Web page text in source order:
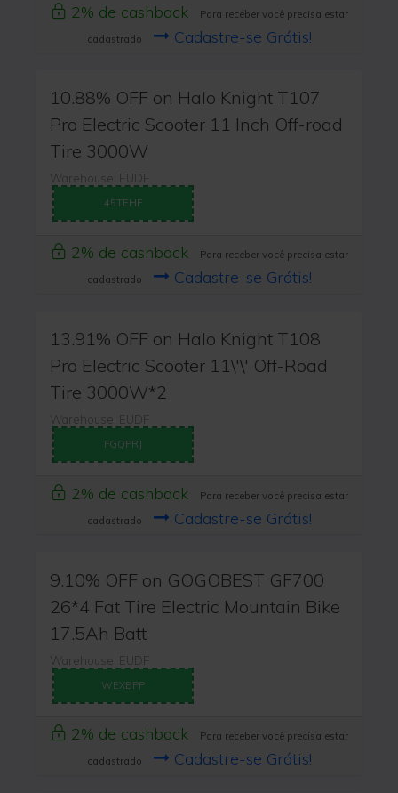
2% de cashback
Para receber você precisa estar
cadastrado
Cadastre-se Grátis!
10.88% OFF on Halo Knight T107
Pro Electric Scooter 11 Inch Off-road
Tire 3000W
Warehouse: EUDF
45TEHF
2% de cashback
Para receber você precisa estar
cadastrado
Cadastre-se Grátis!
13.91% OFF on Halo Knight T108
Pro Electric Scooter 11\'\' Off-Road
Tire 3000W*2
Warehouse: EUDF
FGQPRJ
2% de cashback
Para receber você precisa estar
cadastrado
Cadastre-se Grátis!
9.10% OFF on GOGOBEST GF700
26*4 Fat Tire Electric Mountain Bike
17.5Ah Batt
Warehouse: EUDF
WEXBPP
2% de cashback
Para receber você precisa estar
cadastrado
Cadastre-se Grátis!